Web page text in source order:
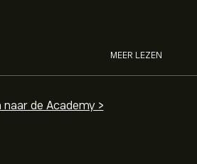
MEER LEZEN
naar de Academy >
voor Aap Implantate